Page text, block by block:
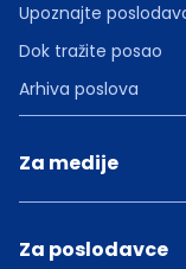
Upoznajte
Dok tražite posao
Arhiva poslova
Za medije
Za poslodavce